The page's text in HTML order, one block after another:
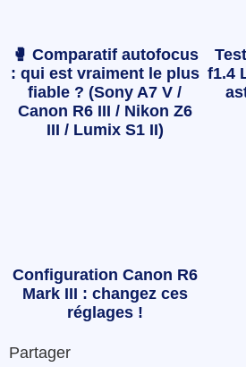
🥊 Comparatif autofocus
: qui est vraiment le plus
fiable ? (Sony A7 V /
Canon R6 III / Nikon Z6
III / Lumix S1 II)
f1.4
Configuration Canon R6
Mark III : changez ces
réglages !
Partager